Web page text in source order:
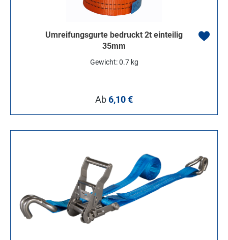
Umreifungsgurte bedruckt 2t einteilig
35mm
Gewicht: 0.7 kg
Regulärer Preis:
Ab6,10 €